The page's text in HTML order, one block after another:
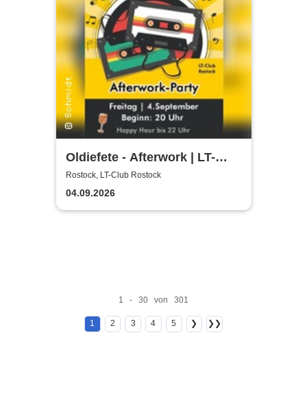
Oldiefete - Afterwork | LT-
Club Rostock
Rostock, LT-Club Rostock
04.09.2026
1 - 30 von 301
1 2 3 4 5 ❯ ❯❯